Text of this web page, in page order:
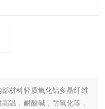
材料轻质氧化铝多晶纤维
温，耐酸碱，耐氧化等，